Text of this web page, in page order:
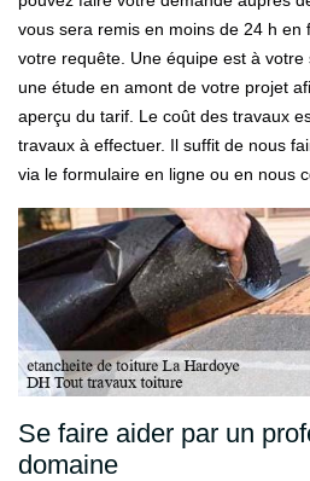
vous sera remis en moins de 24 h en
votre requête. Une équipe est à
une étude en amont de votre projet
aperçu du tarif. Le coût des travaux
travaux à effectuer. Il suffit de nous
via le formulaire en ligne ou en nous
Se faire aider par un
domaine